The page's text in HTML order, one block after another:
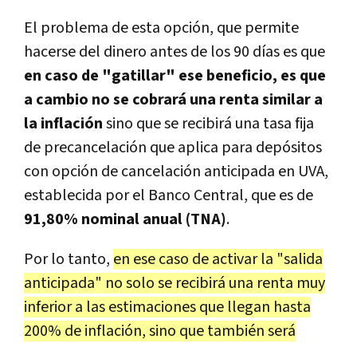
El problema de esta opción, que permite
hacerse del dinero antes de los 90 días es que
en caso de "gatillar" ese beneficio, es que
a cambio no se cobrará una renta similar a
la inflaciónsino que se recibirá una tasa fija
de precancelación que aplica para depósitos
con opción de cancelación anticipada en UVA,
establecida por el Banco Central, que es de
91,80% nominal anual (TNA).
Por lo tanto, en ese caso de activar la "salida
anticipada" no solo se recibirá una renta muy
inferior a las estimaciones que llegan hasta
200% de inflación, sino que también será